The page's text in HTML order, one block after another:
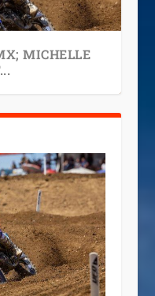
MICHELLE